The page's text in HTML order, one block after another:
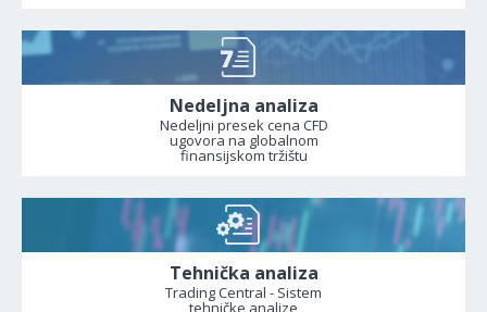
Nedeljna analiza
Nedeljni presek cena CFD
ugovora na globalnom
finansijskom tržištu
Tehnička analiza
Trading Central - Sistem
tehničke analize